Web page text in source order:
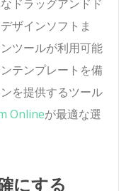
ドラッグアンドド
ザインソフトま
ツールが利用可能
テンプレートを備
を提供するツール
Onlineが最適な選
にする